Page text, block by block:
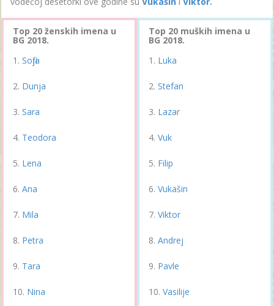
Top 20 ženskih imena u
BG 2018.
Sofija
Dunja
Sara
Teodora
Lena
Ana
Mila
Petra
Tara
Nina
Top 20 muških imena u
BG 2018.
Luka
Stefan
Lazar
Vuk
Filip
Vukašin
Viktor
Andrej
Pavle
Vasilije